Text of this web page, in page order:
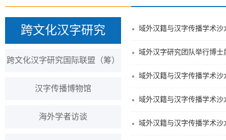
跨文化汉字研究
跨文化汉字研究国际联盟（筹）
汉字传播博物馆
海外学者访谈
域外汉籍与汉字传播学术沙
域外汉字研究团队举行博士
域外汉籍与汉字传播学术沙
域外汉籍与汉字传播学术沙
域外汉籍与汉字传播学术沙